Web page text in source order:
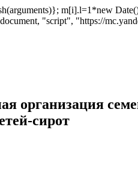
m[i].l=1*new
"script", "https://
организация
сирот